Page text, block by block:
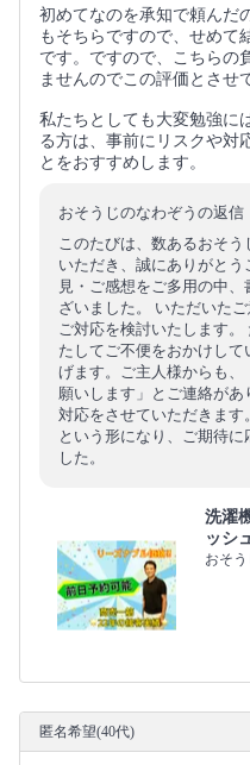
初めてなのを承知で頼んだ
もそちらですので、せめて
です。ですので、こちらの
ませんのでこの評価とさせ
私たちとしても大変勉強に
る方は、事前にリスクや対
とをおすすめします。
おそうじのなわぞうの返信
このたびは、数あるおそ
いただき、誠にありがと
見・ご感想をご多用の中
ざいました。 いただいた
ご対応を検討いたします。
たしてご不便をおかけし
げます。ご主人様からも
願いします」とご連絡が
対応をさせていただきま
という形になり、ご期待
した。
洗濯
ッシ
おそ
匿名希望(40代)